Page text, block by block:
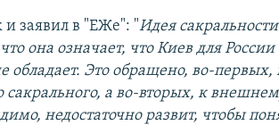
и заявил в "ЕЖе": "Идея
она означает, что Киев для
обладает. Это обращено, во-первых,
а во-вторых, к
недостаточно развит, чтобы